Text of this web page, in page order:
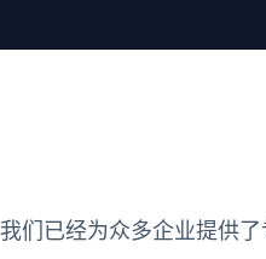
我们已经为众多企业提供